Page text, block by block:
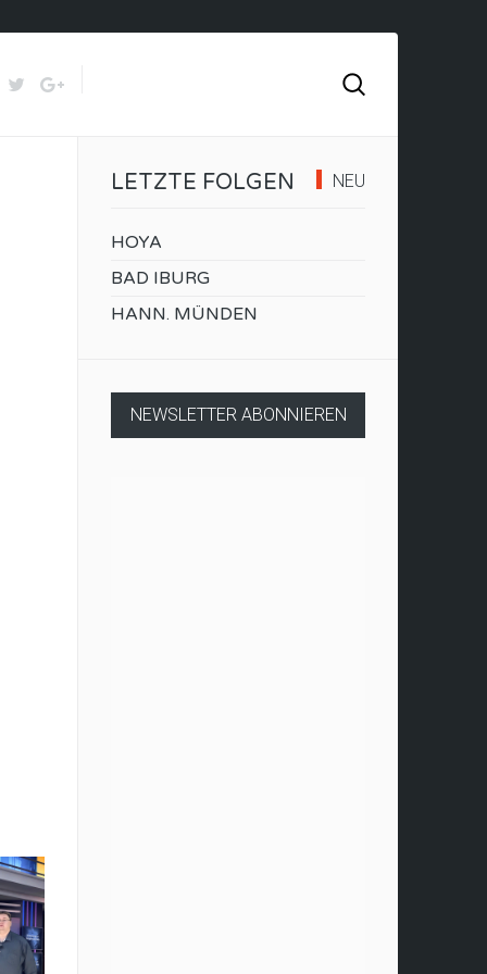
NEU
LETZTE FOLGEN
HOYA
BAD IBURG
HANN. MÜNDEN
NEWSLETTER ABONNIEREN